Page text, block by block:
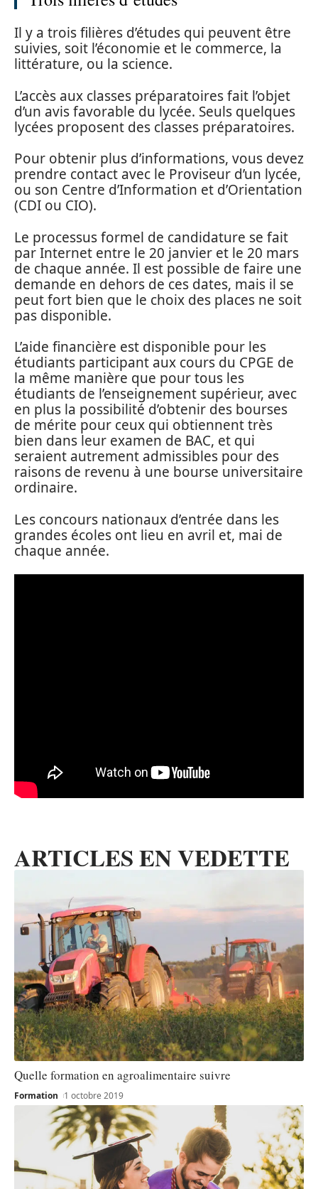
Il y a trois filières d’études qui peuvent être
suivies, soit l’économie et le commerce, la
littérature, ou la science.
L’accès aux classes préparatoires fait l’objet
d’un avis favorable du lycée. Seuls quelques
lycées proposent des classes préparatoires.
Pour obtenir plus d’informations, vous devez
prendre contact avec le Proviseur d’un lycée,
ou son Centre d’Information et d’Orientation
(CDI ou CIO).
Le processus formel de candidature se fait
par Internet entre le 20 janvier et le 20 mars
de chaque année. Il est possible de faire une
demande en dehors de ces dates, mais il se
peut fort bien que le choix des places ne soit
pas disponible.
L’aide financière est disponible pour les
étudiants participant aux cours du CPGE de
la même manière que pour tous les
étudiants de l’enseignement supérieur, avec
en plus la possibilité d’obtenir des bourses
de mérite pour ceux qui obtiennent très
bien dans leur examen de BAC, et qui
seraient autrement admissibles pour des
raisons de revenu à une bourse universitaire
ordinaire.
Les concours nationaux d’entrée dans les
grandes écoles ont lieu en avril et, mai de
chaque année.
ARTICLES EN VEDETTE
Quelle formation en agroalimentaire suivre
Formation 1 octobre 2019